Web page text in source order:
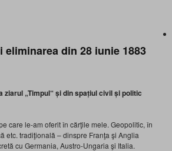
din 28 iunie 1883
„Timpul“ și din spațiul civil și politic
care le-am oferit în cărţile mele. Geopolitic, în
etc. tradiţională – dinspre Franţa şi Anglia
cu Germania, Austro-Ungaria şi Italia.